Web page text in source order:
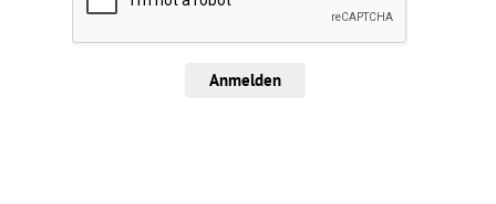
Anmelden